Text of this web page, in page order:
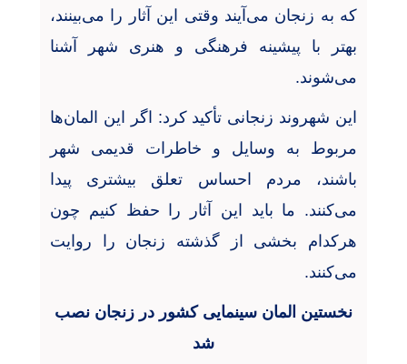
که به زنجان می‌آیند وقتی این آثار را می‌بینند،
بهتر با پیشینه فرهنگی و هنری شهر آشنا
می‌شوند.
این شهروند زنجانی تأکید کرد: اگر این المان‌ها
مربوط به وسایل و خاطرات قدیمی شهر
باشند، مردم احساس تعلق بیشتری پیدا
می‌کنند. ما باید این آثار را حفظ کنیم چون
هرکدام بخشی از گذشته زنجان را روایت
می‌کنند.
نخستین المان سینمایی کشور در زنجان نصب
شد